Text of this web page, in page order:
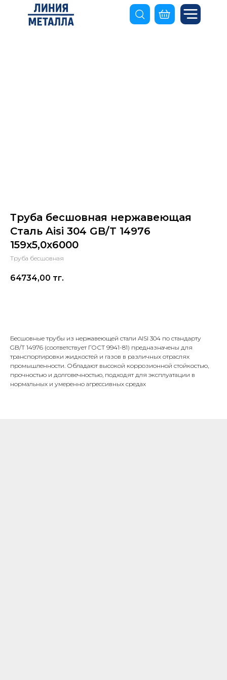
Труба бесшовная нержавеющая
Сталь Aisi 304 GB/T 14976
159х5,0х6000
Труба бесшовная
64734,00 тг.
Бесшовные трубы из нержавеющей стали AISI 304 по стандарту
GB/T 14976 (соответствует ГОСТ 9941-81) предназначены для
транспортировки жидкостей и газов в различных отраслях
промышленности. Обладают высокой коррозионной стойкостью,
прочностью и долговечностью, подходят для эксплуатации в
нормальных и умеренно агрессивных средах